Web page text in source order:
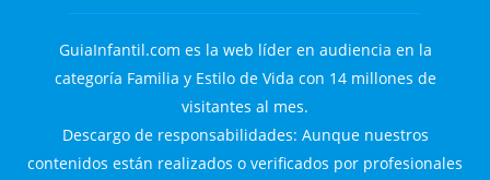
GuiaInfantil.com es la web líder en audiencia en la
categoría Familia y Estilo de Vida con 14 millones de
visitantes al mes.
Descargo de responsabilidades: Aunque nuestros
contenidos están realizados o verificados por profesionales